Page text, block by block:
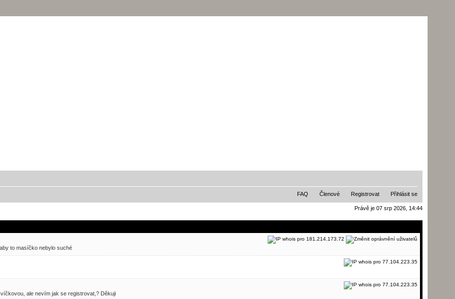
FAQ Členové Registrovat Přihlásit se
Právě je 07 srp 2026, 14:44
to masíčko nebylo suché
ale nevím jak se registrovat,? Děkuji